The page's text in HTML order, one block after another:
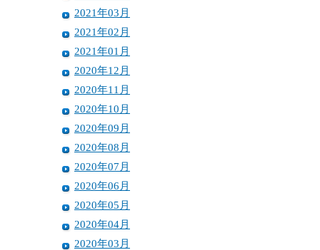
2021年03月
2021年02月
2021年01月
2020年12月
2020年11月
2020年10月
2020年09月
2020年08月
2020年07月
2020年06月
2020年05月
2020年04月
2020年03月